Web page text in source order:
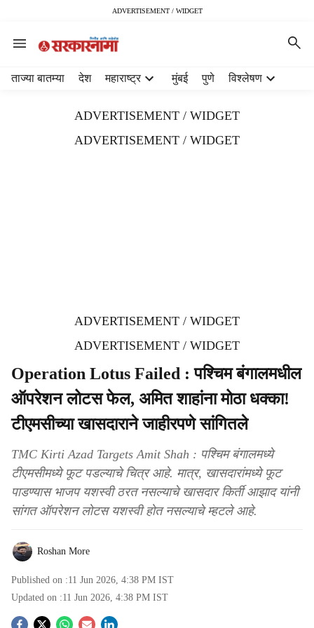
ADVERTISEMENT / WIDGET
ताज्या बातम्या देश महाराष्ट्र मुंबई पुणे विश्लेषण
ADVERTISEMENT / WIDGET
ADVERTISEMENT / WIDGET
ADVERTISEMENT / WIDGET
ADVERTISEMENT / WIDGET
Operation Lotus Failed : पश्चिम बंगालमधील
ऑपरेशन लोटस फेल, अमित शाहांना मोठा धक्का!
टीएमसीच्या खासदाराने जाहीरपणे सांगितले
TMC Kirti Azad Targets Amit Shah : पश्चिम बंगालमध्ये
टीएमसीमध्ये फूट पडल्याचे चित्र आहे. मात्र, खासदारांमध्ये फूट
पाडण्यास भाजप यशस्वी ठरत नसल्याचे खासदार किर्ती आझाद यांनी
सांगत ऑपरेशन लोटस यशस्वी होत नसल्याचे म्हटले आहे.
Roshan More
Published on :11 Jun 2026, 4:38 PM IST
Updated on :11 Jun 2026, 4:38 PM IST